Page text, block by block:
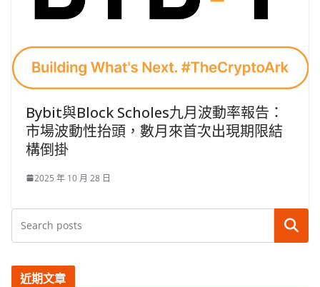
Bybit與Block Scholes九月波動率報告：
市場波動性抬頭，數月來首次出現期限結
構倒掛
2025 年 10 月 28 日
搜尋
近期文章